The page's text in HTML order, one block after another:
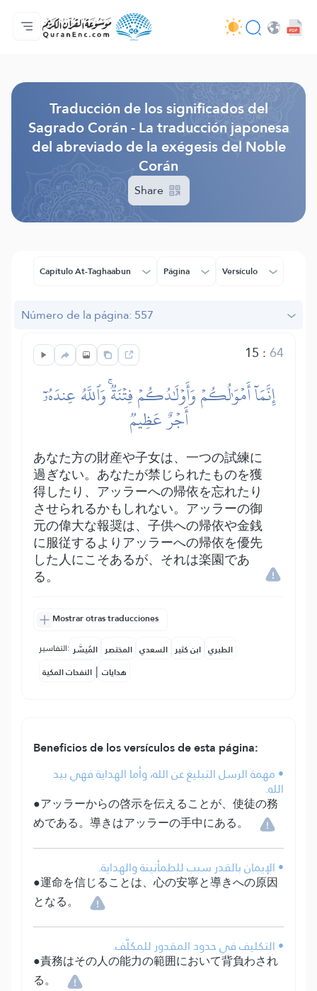
Página principal
Índice de traducciones
Audio
Servicios de desarrolladores - API
Sobre el proyecto
Contáctanos
Idioma
Traducción de los significados del
Sagrado Corán - La traducción japonesa
del abreviado de la exégesis del Noble
Corán
Share
Capítulo At-Taghaabun Página Versículo
Número de la página: 557
15 :64
إِنَّمَآ أَمۡوَٰلُكُمۡ وَأَوۡلَٰدُكُمۡ فِتۡنَةٞۚ وَٱللَّهُ عِندَهُۥٓ
أَجۡرٌ عَظِيمٞ
あなた方の財産や子女は、一つの試練に
過ぎない。あなたが禁じられたものを獲
得したり、アッラーへの帰依を忘れたり
させられるかもしれない。アッラーの御
元の偉大な報奨は、子供への帰依や金銭
に服従するよりアッラーへの帰依を優先
した人にこそあるが、それは楽園であ
る。
Mostrar otras traducciones
التفاسير: المُيسَّر المختصر السعدي ابن كثير الطبري
النفحات المكية | هدايات
Beneficios de los versículos de esta página:
• مهمة الرسل التبليغ عن الله، وأما الهداية فهي بيد
الله.
●アッラーからの啓示を伝えることが、使徒の務
めである。導きはアッラーの手中にある。
• الإيمان بالقدر سبب للطمأنينة والهداية.
●運命を信じることは、心の安寧と導きへの原因
となる。
• التكليف في حدود المقدور للمكلَّف.
●責務はその人の能力の範囲において背負わされ
る。